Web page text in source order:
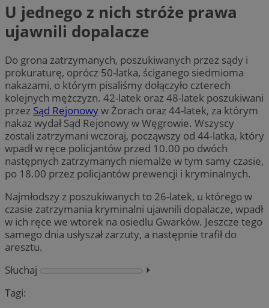
U jednego z nich stróże prawa
ujawnili dopalacze
Do grona zatrzymanych, poszukiwanych przez sądy i
prokuraturę, oprócz 50-latka, ściganego siedmioma
nakazami, o którym pisaliśmy dołączyło czterech
kolejnych mężczyzn. 42-latek oraz 48-latek poszukiwani
przez Sąd Rejonowyw Żorach oraz 44-latek, za którym
nakaz wydał Sąd Rejonowy w Węgrowie. Wszyscy
zostali zatrzymani wczoraj, począwszy od 44-latka, który
wpadł w ręce policjantów przed 10.00 po dwóch
następnych zatrzymanych niemalże w tym samy czasie,
po 18.00 przez policjantów prewencji i kryminalnych.
Najmłodszy z poszukiwanych to 26-latek, u którego w
czasie zatrzymania kryminalni ujawnili dopalacze, wpadł
w ich ręce we wtorek na osiedlu Gwarków. Jeszcze tego
samego dnia usłyszał zarzuty, a następnie trafił do
aresztu.
Słuchaj
⏵︎
Tagi: